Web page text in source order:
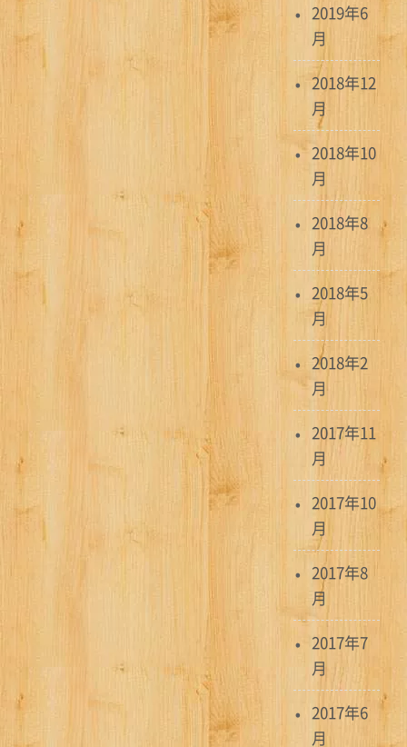
2019年6
月
2018年12
月
2018年10
月
2018年8
月
2018年5
月
2018年2
月
2017年11
月
2017年10
月
2017年8
月
2017年7
月
2017年6
月